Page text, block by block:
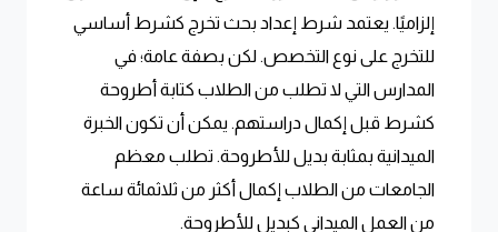
إلزاميًا. يعتمد شرط إعداد بحث تخرج كشرط أساسي
للتخرج على نوع التخصص. لكن بصفة عامة؛ في
المدارس التي لا تطلب من الطلاب كتابة أطروحة
كشرط قبل إكمال دراستهم. يمكن أن تكون الخبرة
الميدانية بمثابة بديل للأطروحة. تطلب معظم
الجامعات من الطلاب إكمال أكثر من ثلاثمائة ساعة
من العمل الميداني كبديل للأطروحة.